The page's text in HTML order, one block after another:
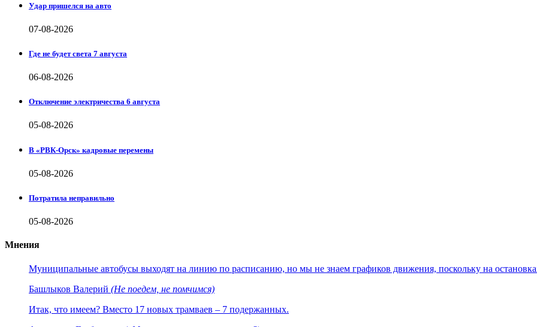
Удар пришелся на авто
07-08-2026
Где не будет света 7 августа
06-08-2026
Отключение электричества 6 августа
05-08-2026
В «РВК-Орск» кадровые перемены
05-08-2026
Потратила неправильно
05-08-2026
Мнения
Муниципальные автобусы выходят на линию по расписанию, но мы не знаем графиков движения, поскольку на
Башлыков Валерий (Не поедем, не помчимся)
Итак, что имеем? Вместо 17 новых трамваев – 7 подержанных.